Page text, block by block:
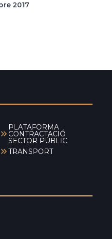
2017
PLATAFORMA
CONTRACTACIÓ
SECTOR PÚBLIC
TRANSPORT